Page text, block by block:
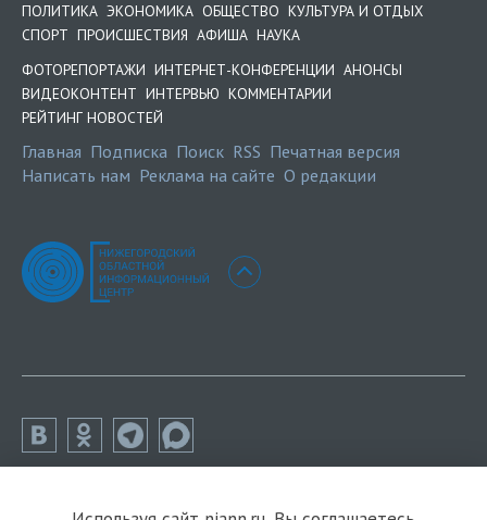
ПОЛИТИКА ЭКОНОМИКА ОБЩЕСТВО КУЛЬТУРА И ОТДЫХ
СПОРТ ПРОИСШЕСТВИЯ АФИША НАУКА
ФОТОРЕПОРТАЖИ ИНТЕРНЕТ-КОНФЕРЕНЦИИ АНОНСЫ
ВИДЕОКОНТЕНТ ИНТЕРВЬЮ КОММЕНТАРИИ
РЕЙТИНГ НОВОСТЕЙ
Главная Подписка Поиск RSS Печатная версия
Написать нам Реклама на сайте О редакции